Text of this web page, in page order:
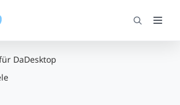
DaDesktop